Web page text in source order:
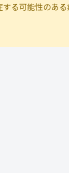
する可能性のあ